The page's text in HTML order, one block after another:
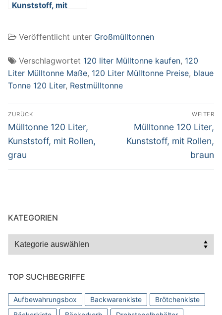
Kunststoff, mit
Veröffentlicht unter Großmülltonnen
Verschlagwortet 120 liter Mülltonne kaufen, 120
Liter Mülltonne Maße, 120 Liter Mülltonne Preise, blaue
Tonne 120 Liter, Restmülltonne
Beitragsnavigation
ZURÜCK
Vorheriger
Beitrag:
Mülltonne 120 Liter,
Kunststoff, mit Rollen,
grau
WEITER
Nächster
Beitrag:
Mülltonne 120 Liter,
Kunststoff, mit Rollen,
braun
KATEGORIEN
Kategorien
TOP SUCHBEGRIFFE
Aufbewahrungsbox Backwarenkiste
Brötchenkiste